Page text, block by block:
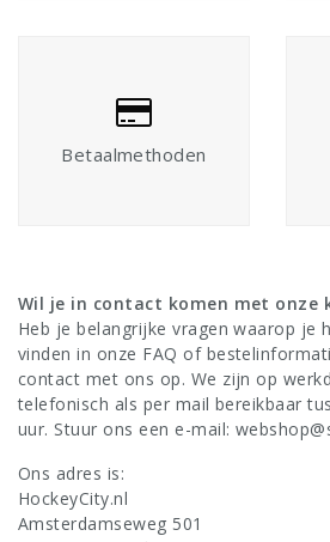
Betaalmethoden
Wil je in contact komen met onze
Heb je belangrijke vragen waarop je
vinden in onze FAQ of
contact met ons op. We zijn op
telefonisch als per mail bereikbaar
uur. Stuur ons een e-mail:
Ons adres is:
HockeyCity.nl
Amsterdamseweg 501